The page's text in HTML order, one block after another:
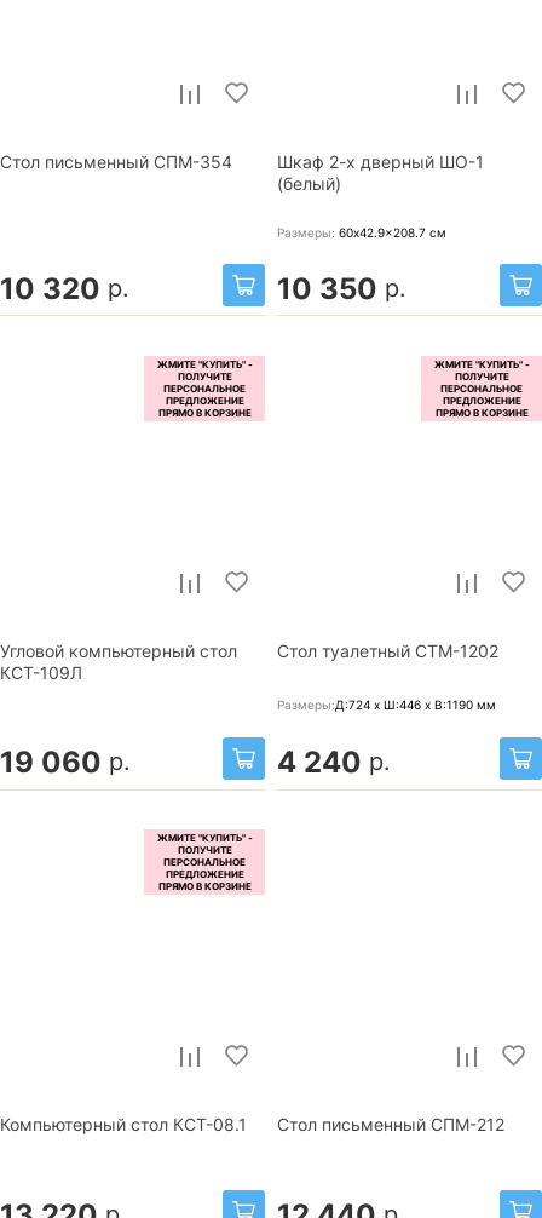
Стол письменный СПМ-354
10 320 р.
Шкаф 2-х дверный ШО-1
(белый)
Размеры: 60x42.9x208.7 см
10 350 р.
Угловой компьютерный стол
КСТ-109Л
19 060 р.
Стол туалетный СТМ-1202
Размеры:Д:724 x Ш:446 x В:1190 мм
4 240 р.
Компьютерный стол КСТ-08.1 Стол письменный СПМ-212